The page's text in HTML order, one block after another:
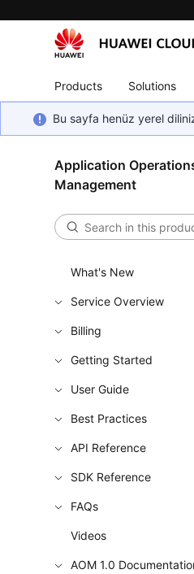
Products Solutions
Bu sayfa henüz yerel
Application
Management
What's New
Service Overview
Billing
Getting Started
User Guide
Best Practices
API Reference
SDK Reference
FAQs
Videos
AOM 1.0